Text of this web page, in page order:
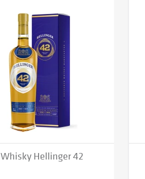
Whisky Hellinger 42